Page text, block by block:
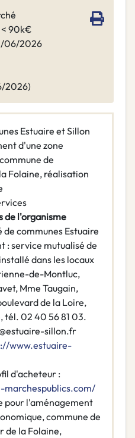
< 90k€
06/2026
2026)
Estuaire et Sillon
d'une zone
de
Folaine, réalisation
de l'organisme
communes Estuaire
: service mutualisé de
dans les locaux
de-Montluc,
Mme Taugain,
de la Loire,
tél. 02 40 56 81 03.
sillon.fr
www.estuaire-
d'acheteur :
pour l'aménagement
commune de
de la Folaine,